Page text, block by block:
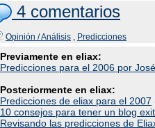
4 comentarios
Opinión / Análisis , Predicciones
Previamente en eliax:
Predicciones para el 2006 por
Posteriormente en eliax:
Predicciones de eliax para el 2007
10 consejos para tener un blog
Revisando las predicciones de